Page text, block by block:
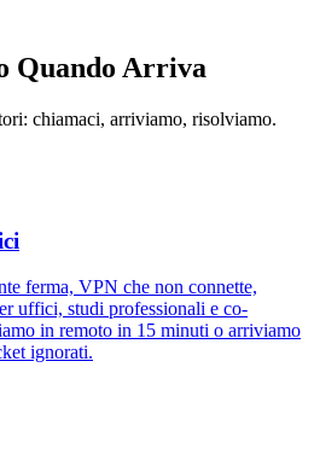
Quando Arriva
chiamaci, arriviamo, risolviamo.
ferma, VPN che non connette,
uffici, studi professionali e co-
in remoto in 15 minuti o arriviamo
ignorati.